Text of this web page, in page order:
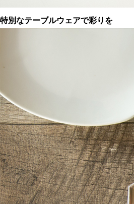
特別なテーブルウェアで彩りを